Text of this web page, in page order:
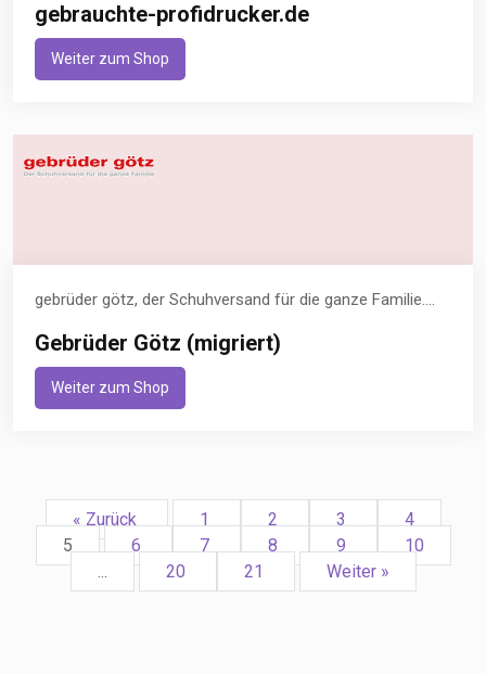
gebrauchte-profidrucker.de
Weiter zum Shop
gebrüder götz, der Schuhversand für die ganze Familie....
Gebrüder Götz (migriert)
Weiter zum Shop
« Zurück 1 2 3
4
5
6 7 8 9
10
...
20 21 Weiter »